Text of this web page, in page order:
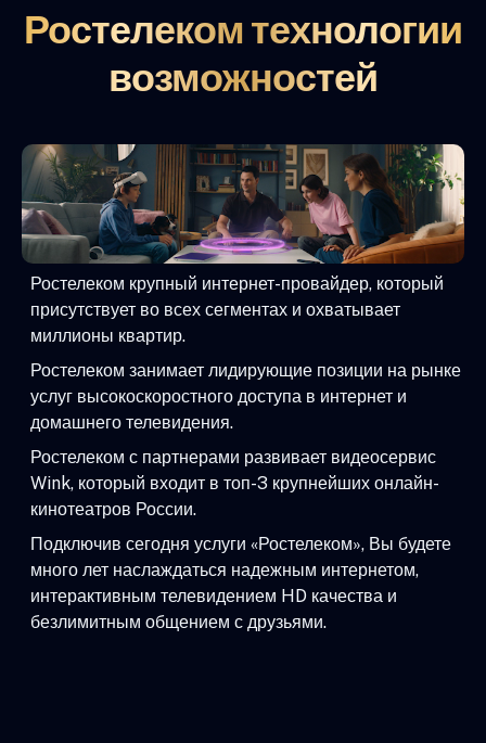
Ростелеком технологии
возможностей
Ростелеком крупный интернет-провайдер, который
присутствует во всех сегментах и охватывает
миллионы квартир.
Ростелеком занимает лидирующие позиции на рынке
услуг высокоскоростного доступа в интернет и
домашнего телевидения.
Ростелеком с партнерами развивает видеосервис
Wink, который входит в топ-3 крупнейших онлайн-
кинотеатров России.
Подключив сегодня услуги «Ростелеком», Вы будете
много лет наслаждаться надежным интернетом,
интерактивным телевидением HD качества и
безлимитным общением с друзьями.